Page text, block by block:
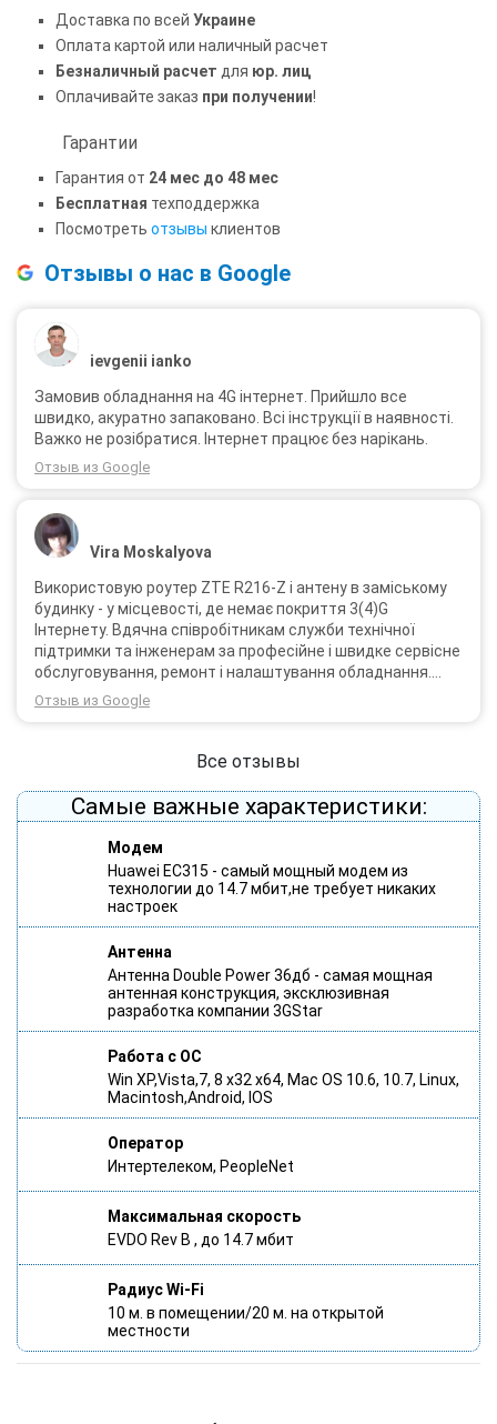
Доставка по всей Украине
Оплата картой или наличный расчет
Безналичный расчет для юр. лиц
Оплачивайте заказ при получении!
Гарантии
Гарантия от 24 мес до 48 мес
Бесплатная техподдержка
Посмотреть отзывы клиентов
Отзывы о нас в Google
ievgenii ianko
Замовив обладнання на 4G інтернет. Прийшло все
швидко, акуратно запаковано. Всі інструкції в наявності.
Важко не розібратися. Інтернет працює без нарікань.
Отзыв из Google
Vira Moskalyova
Використовую роутер ZTE R216-Z і антену в заміському
будинку - у місцевості, де немає покриття 3(4)G
Інтернету. Вдячна співробітникам служби технічної
підтримки та інженерам за професійне і швидке сервісне
обслуговування, ремонт і налаштування обладнання.
Через 3 роки після покупки я не шкодую про прийняте
тоді рішення придбати обладнання в компанії 3G star
Отзыв из Google
Все отзывы
Самые важные характеристики:
Модем
Huawei EC315 - cамый мощный модем из
технологии до 14.7 мбит,не требует никаких
настроек
Антенна
Антенна Double Power 36дб - самая мощная
антенная конструкция, эксклюзивная
разработка компании 3GStar
Работа с ОС
Win XP,Vista,7, 8 x32 x64, Mac OS 10.6, 10.7, Linux,
Macintosh,Android, IOS
Оператор
Интертелеком, PeopleNet
Максимальная скорость
EVDO Rev B , до 14.7 мбит
Радиус Wi-Fi
10 м. в помещении/20 м. на открытой
местности